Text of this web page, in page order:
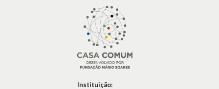
Instituição: